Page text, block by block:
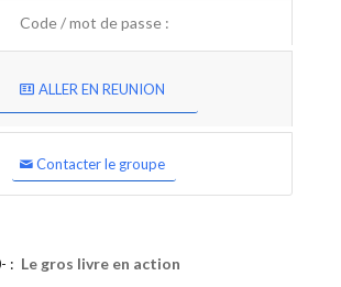
Code / mot de passe :
ALLER EN REUNION
Contacter le groupe
: Le gros livre en action